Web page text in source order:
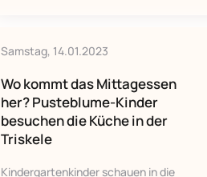
Samstag, 14.01.2023
Wo kommt das Mittagessen
her? Pusteblume-Kinder
besuchen die Küche in der
Triskele
Kindergartenkinder schauen in die